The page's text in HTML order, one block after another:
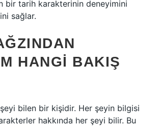
bir tarih karakterinin deneyimini
sağlar.
HANGI BAKIŞ
bilen bir kişidir. Her şeyin bilgisi
hakkında her şeyi bilir. Bu